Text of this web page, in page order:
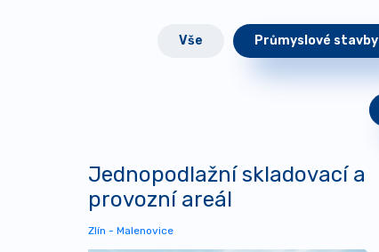
Vše Průmyslové stavby
Jednopodlažní skladovací a
provozní areál
Zlín - Malenovice